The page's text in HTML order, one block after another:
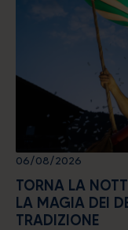
06/08/2026
TORNA LA
LA MAGIA DEI
TRADIZIONE